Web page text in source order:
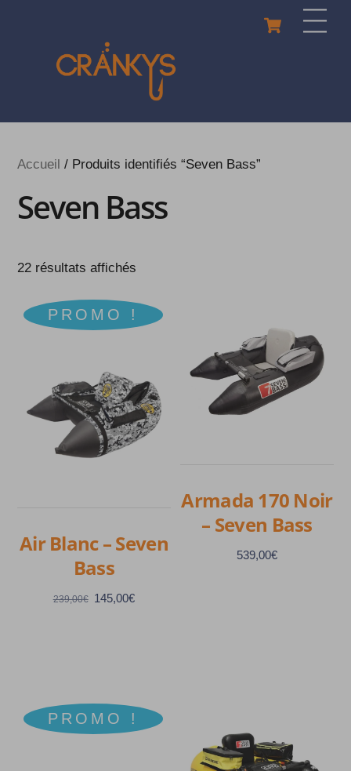
Cart
Accueil / Produits identifiés “Seven Bass”
Seven Bass
22 résultats affichés
PROMO !
Air Blanc – Seven
Bass
239,00€ Le
145,00€Le
Armada 170 Noir
– Seven Bass
539,00€
PROMO !